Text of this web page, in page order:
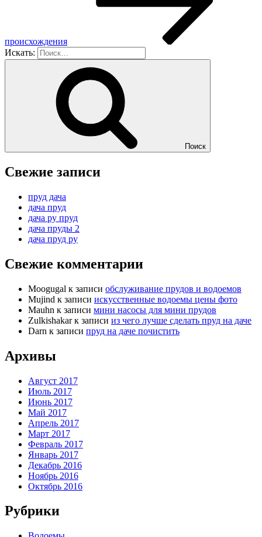
происхождения
Искать:
Поиск
Свежие записи
пруд дача
дача пруд
дача ру пруд
дача пруды 2
дача пруд ру
Свежие комментарии
Moogugal к записи обслуживание прудов и водоемов
Mujind к записи искусственные водоемы цены фото
Mauhn к записи мини насосы для мини прудов
Zulkishakarк записи из чего лучше сделать пруд на даче
Darn к записи пруд на даче почистить
Архивы
Август 2017
Июль 2017
Июнь 2017
Май 2017
Апрель 2017
Март 2017
Февраль 2017
Январь 2017
Декабрь 2016
Ноябрь 2016
Октябрь 2016
Рубрики